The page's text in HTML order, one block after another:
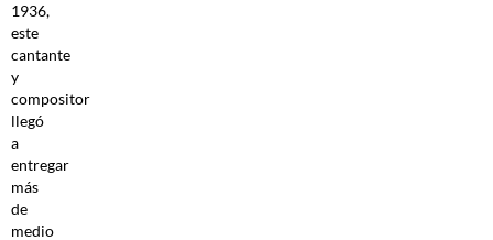
1936,
este
cantante
y
compositor
llegó
a
entregar
más
de
medio